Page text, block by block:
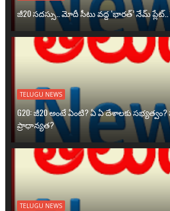
జీ20 సదస్సు.. మోదీ సీటు వద్ద ‘భారత్’ నేమ్
TELUGU NEWS
G20: జీ20 అంటే ఏంటి? ఏ ఏ దేశాలకు సభ్యత్వం?
ప్రాధాన్యత?
TELUGU NEWS